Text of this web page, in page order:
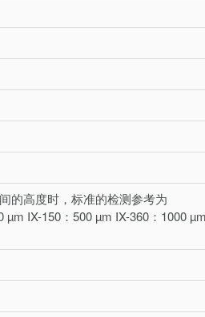
的高度时，标准的检测参考为
IX-150：500 µm IX-360：1000